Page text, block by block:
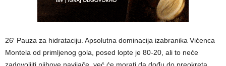
26′ Pauza za hidrataciju. Apsolutna dominacija izabranika Vićenca
Montela od primljenog gola, posed lopte je 80-20, ali to neće